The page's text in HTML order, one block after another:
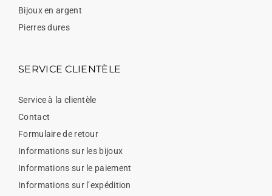
Bijoux en argent
Pierres dures
SERVICE CLIENTÈLE
Service à la clientèle
Contact
Formulaire de retour
Informations sur les bijoux
Informations sur le paiement
Informations sur l’expédition